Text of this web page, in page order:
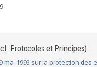
Protocoles et Principes)
mai 1993 sur la protection des